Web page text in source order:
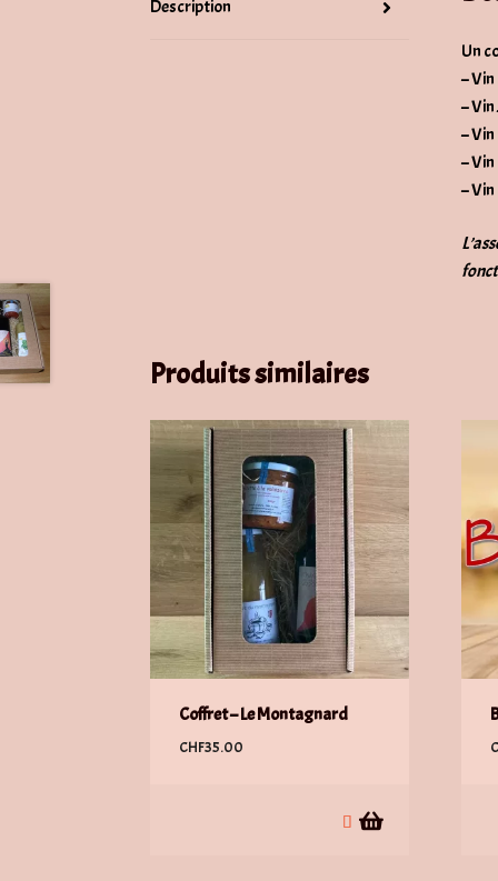
Description
Un
–
–
–
–
–
Produits similaires
Coffret – Le Montagnard
CHF35.00